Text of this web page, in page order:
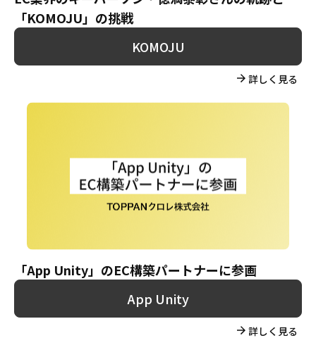
「KOMOJU」の挑戦
KOMOJU
詳しく見る
「App Unity」のEC構築パートナーに参画
App Unity
詳しく見る